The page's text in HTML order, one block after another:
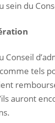
sein du
Conseil
tels
auront